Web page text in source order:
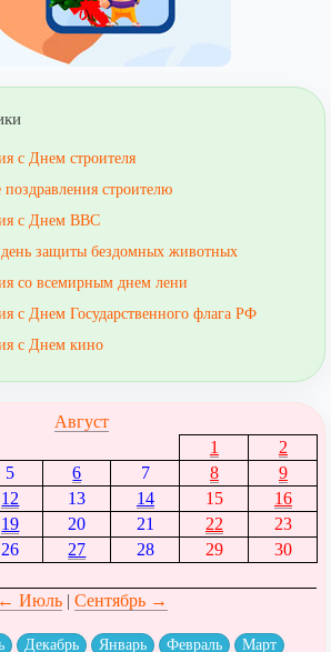
с Днем строителя
строителю
с Днем ВВС
защиты бездомных животных
со всемирным днем лени
с Днем Государственного флага РФ
с Днем кино
Август
1
2
5 6 7 8
9
12 13 14 15
16
19 20 21 22
23
26 27 28 29
30
← Июль| Сентябрь →
Декабрь Январь Февраль Март